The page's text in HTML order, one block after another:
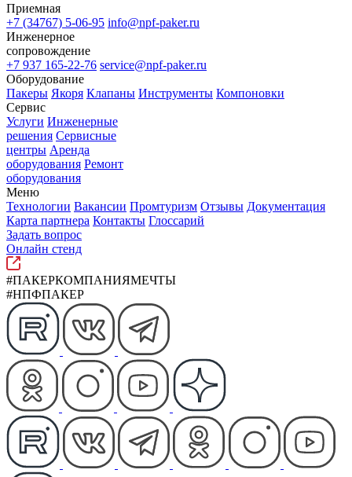
Приемная
+7 (34767) 5-06-95 info@npf-paker.ru
Инженерное
сопровождение
+7 937 165-22-76 service@npf-paker.ru
Оборудование
Пакеры Якоря Клапаны Инструменты Компоновки
Сервис
Услуги Инженерные
решения Сервисные
центры Аренда
оборудования Ремонт
оборудования
Меню
Технологии Вакансии Промтуризм Отзывы Документация
Карта партнера Контакты Глоссарий
Задать вопрос
Онлайн стенд
#ПАКЕРКОМПАНИЯМЕЧТЫ
#НПФПАКЕР